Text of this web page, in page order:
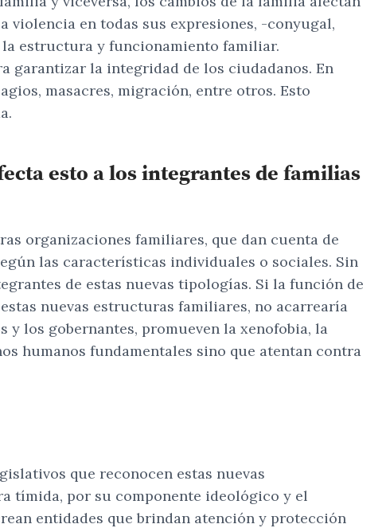
violencia en todas sus expresiones, -conyugal,
estructura y funcionamiento familiar.
garantizar la integridad de los ciudadanos. En
masacres, migración, entre otros. Esto
esto a los integrantes de familias
organizaciones familiares, que dan cuenta de
las características individuales o sociales. Sin
de estas nuevas tipologías. Si la función de
nuevas estructuras familiares, no acarrearía
y los gobernantes, promueven la xenofobia, la
humanos fundamentales sino que atentan contra
que reconocen estas nuevas
tímida, por su componente ideológico y el
entidades que brindan atención y protección